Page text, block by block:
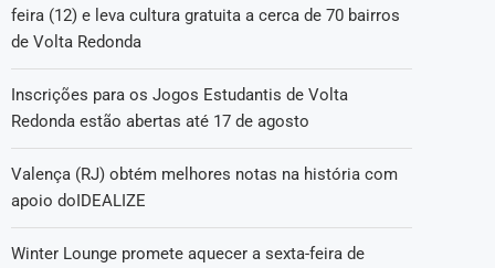
feira (12) e leva cultura gratuita a cerca de 70 bairros
de Volta Redonda
Inscrições para os Jogos Estudantis de Volta
Redonda estão abertas até 17 de agosto
Valença (RJ) obtém melhores notas na história com
apoio doIDEALIZE
Winter Lounge promete aquecer a sexta-feira de